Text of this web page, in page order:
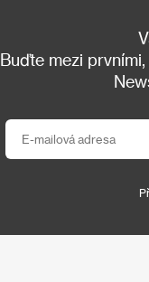
Buďte mezi